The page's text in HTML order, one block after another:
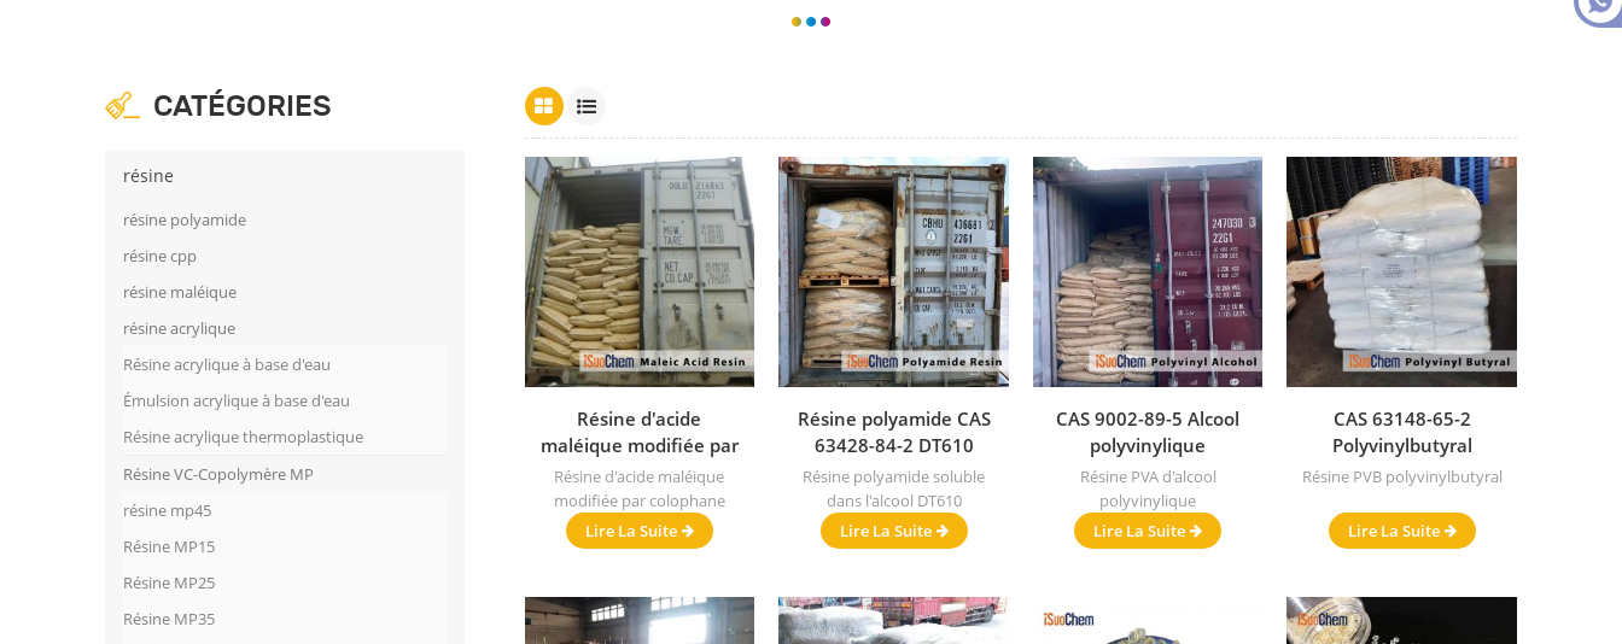
CATÉGORIES
résine
résine polyamide
résine cpp
résine maléique
résine acrylique
Résine acrylique à base d'eau
Émulsion acrylique à base d'eau
Résine acrylique thermoplastique
Résine VC-Copolymère MP
résine mp45
Résine MP15
Résine MP25
Résine MP35
Résine d'acide
maléique modifiée par
colophane CAS 94581-
16-5
Résine d'acide maléique
modifiée par colophane
Lire La Suite
Résine polyamide CAS
63428-84-2 DT610
Résine polyamide soluble
dans l'alcool DT610
Lire La Suite
CAS 9002-89-5 Alcool
polyvinylique
Résine PVA d'alcool
polyvinylique
Lire La Suite
CAS 63148-65-2
Polyvinylbutyral
Résine PVB polyvinylbutyral
Lire La Suite